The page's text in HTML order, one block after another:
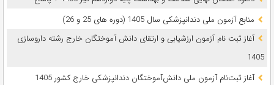
ﻣﻨﺎﺑﻊ آزﻣﻮن ﻣﻠﯽ دندانپزشکی سال 1405 (دوره های 25 و 26)
آغاز ثبت نام آزمون‌ ارزشیابی و ارتقای دانش آموختگان خارج رشته داروسازی
1405
آغاز ثبت‌نام آزمون ملی دانش‌آموختگان دندانپزشکی خارج کشور 1405